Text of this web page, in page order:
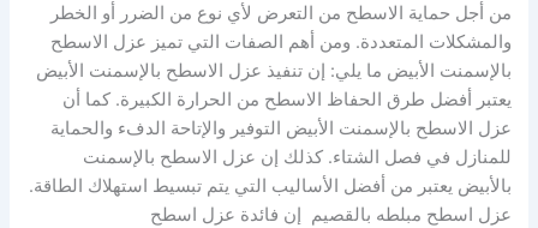
من أجل حماية الاسطح من التعرض لأي نوع من الضرر أو الخطر
والمشكلات المتعددة. ومن أهم الصفات التي تميز عزل الاسطح
بالإسمنت الأبيض ما يلي: إن تنفيذ عزل الاسطح بالإسمنت الأبيض
يعتبر أفضل طرق الحفاظ الاسطح من الحرارة الكبيرة. كما أن
عزل الاسطح بالإسمنت الأبيض التوفير والإتاحة الدفء والحماية
للمنازل في فصل الشتاء. كذلك إن عزل الاسطح بالإسمنت
بالأبيض يعتبر من أفضل الأساليب التي يتم تبسيط استهلاك الطاقة.
عزل اسطح مبلطه بالقصيم إن فائدة عزل اسطح